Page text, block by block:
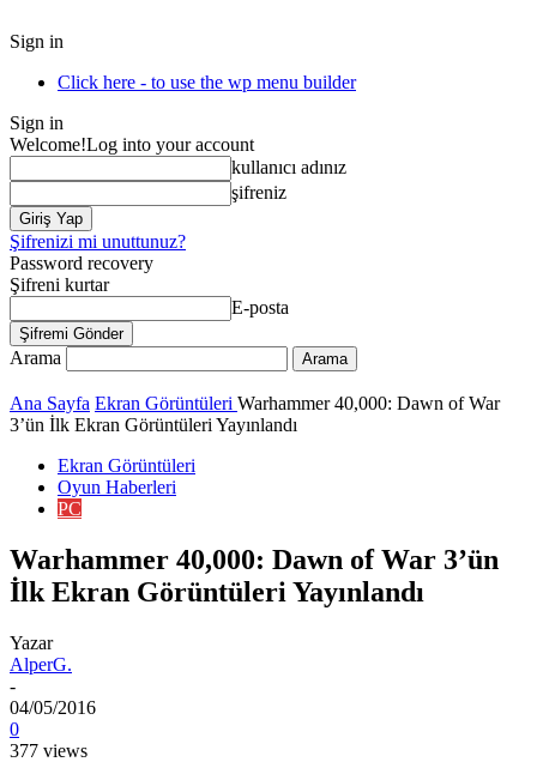
Sign in
Click here - to use the wp menu builder
Sign in
Welcome!Log into your account
kullanıcı adınız
şifreniz
Şifrenizi mi unuttunuz?
Password recovery
Şifreni kurtar
E-posta
Arama
Ana Sayfa Ekran Görüntüleri Warhammer 40,000: Dawn of War
3’ün İlk Ekran Görüntüleri Yayınlandı
Ekran Görüntüleri
Oyun Haberleri
PC
Warhammer 40,000: Dawn of War 3’ün
İlk Ekran Görüntüleri Yayınlandı
Yazar
AlperG.
-
04/05/2016
0
377 views